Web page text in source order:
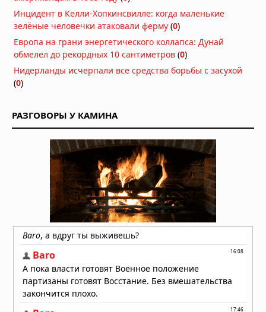
Как перенести стоимость флешки
КТ/МРТ на пациента и поднять чек?
03.08.2026 в 05:44
Фермерский эффект: ученые нашли
бактерии, защищающие детей от
аллергии и астмы
остановить кариес без сверления
УЗИ поверхностных структур и
мягких тканей
29.07.2026 в 05:40
Пять чашек кофе в день улучшают
здоровье сердца
28.07.2026 в 10:23
Инцидент в Келли-Хопкинсвилле: когда маленькие
зелёные человечки атаковали ферму (0)
Европа на грани энергетического коллапса: Дунай
обмелел до рекордных 10 сантиметров (0)
Нидерланды исчерпали все средства борьбы с засухой
(0)
РАЗГОВОРЫ У КАМИНА